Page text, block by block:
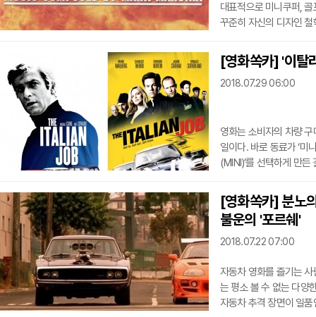
대표적으로 미니쿠퍼, 골프, 루비콘 등이다. 이처
꾸준히 자신의 디자인 철
주인공의 차 ‘포르쉐 911 터보’ 코드명
터보’ 영화 <나쁜 녀석들>은 미국 마이애미 마약 수사반 경찰의 이야기를 담고 있다. 영화
속 경찰로 등장한 주인
[영화쏙카] '이탈
2018.07.29 06:00
영화는 소비자의 차량
일이다. 바로 동료가 ‘미니(MINI)’를 선
(MINI)’를 선택하게 만
보인다. 이는 범죄자들
‘하이스트 무비(heist movie)’라고도 한다. 영
원작과 2003년 리메이
[영화쏙카] 분노
불운의 '포르쉐'
2018.07.22 07:00
자동차 영화를 즐기는 사람이
는 평소 볼 수 없는 다양
자동차 추격 장면이 일품인 영화